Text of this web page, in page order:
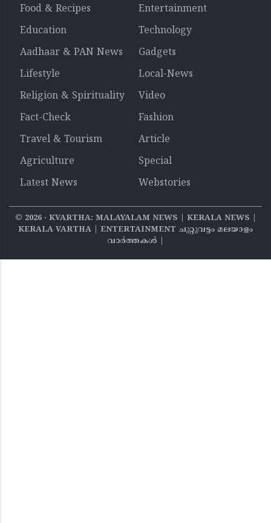
Food & Recipes
Entertainment
Education
Technology
Aadhaar & PAN News
Gadgets
Lifestyle
Local-News
Religion & Spirituality
Video
Fact-Check
Fashion
Travel & Tourism
Article
Agriculture
Special
Latest News
Webstories
© 2026‧ KVARTHA: MALAYALAM NEWS | KERALA NEWS |
KERALA VARTHA | ENTERTAINMENT ചുറ്റുവട്ടം മലയാളം
വാര്‍ത്തകൾ |